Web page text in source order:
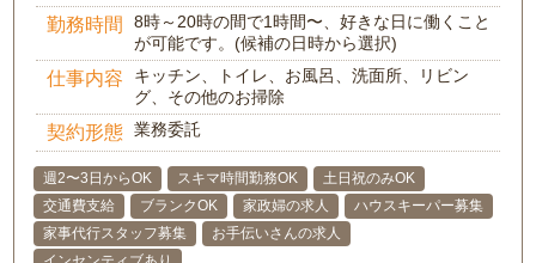
勤務時間
8時～20時の間で1時間〜、好きな日に働くこと
が可能です。(候補の日時から選択)
仕事内容
キッチン、トイレ、お風呂、洗面所、リビン
グ、その他のお掃除
契約形態 業務委託
週2〜3日からOK スキマ時間勤務OK
土日祝のみOK
交通費支給
ブランクOK 家政婦の求人
ハウスキーパー募集
家事代行スタッフ募集
お手伝いさんの求人